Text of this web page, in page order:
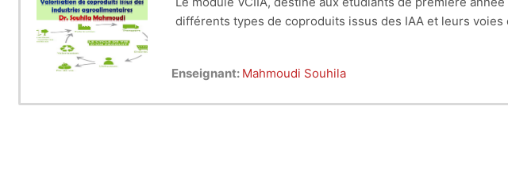
différents types de coproduits issus des IAA et leurs voies
Enseignant: Mahmoudi Souhila